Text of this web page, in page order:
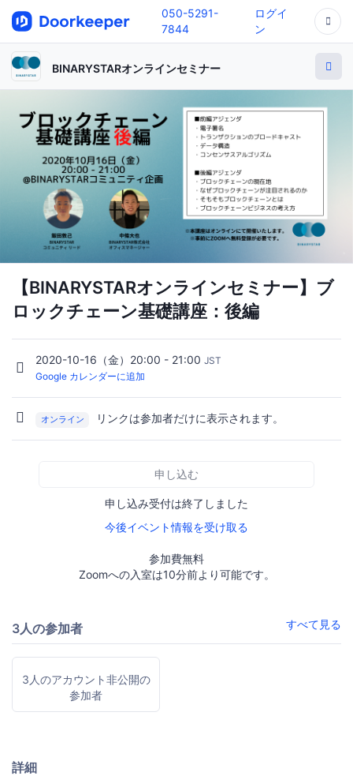
050-5291-
7844
ログイ
ン
BINARYSTARオンラインセミナー
【BINARYSTARオンラインセミナー】ブ
ロックチェーン基礎講座：後編
2020-10-16（金）20:00 - 21:00 JST
Google カレンダーに追加
オンライン リンクは参加者だけに表示されます。
申し込む
申し込み受付は終了しました
今後イベント情報を受け取る
参加費無料
Zoomへの入室は10分前より可能です。
3人の参加者 すべて見る
3人のアカウント非公開の
参加者
詳細